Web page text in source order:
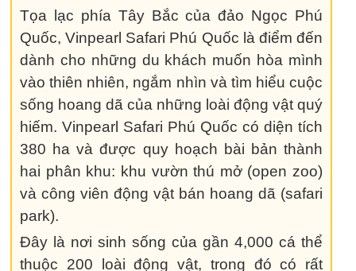
Tọa lạc phía Tây Bắc của đảo Ngọc Phú
Quốc, Vinpearl Safari Phú Quốc là điểm đến
dành cho những du khách muốn hòa mình
vào thiên nhiên, ngắm nhìn và tìm hiểu cuộc
sống hoang dã của những loài động vật quý
hiếm. Vinpearl Safari Phú Quốc có diện tích
380 ha và được quy hoạch bài bản thành
hai phân khu: khu vườn thú mở (open zoo)
và công viên động vật bán hoang dã (safari
park).
Đây là nơi sinh sống của gần 4,000 cá thể
thuộc 200 loài động vật, trong đó có rất